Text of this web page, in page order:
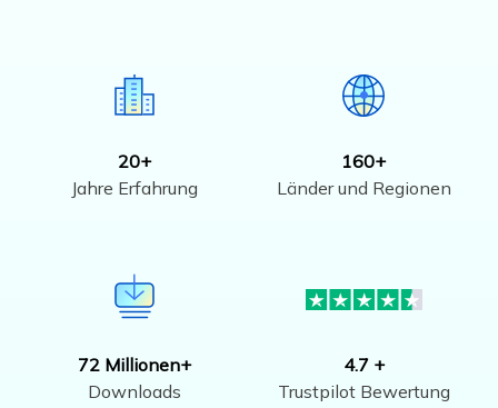
20+
Jahre Erfahrung
160+
Länder und Regionen
72 Millionen+
Downloads
4.7 +
Trustpilot Bewertung